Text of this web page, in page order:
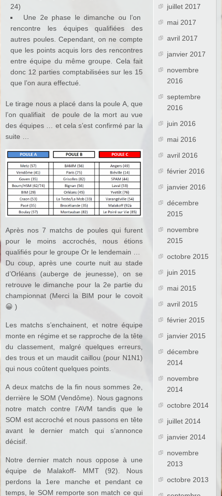
24)
Une 2e phase le dimanche ou l’on
rencontre les équipes qualifiées des
autres poules. Cependant, on ne compte
que les points acquis lors des rencontres
entre équipe du même groupe. Cela fait
donc 12 parties comptabilisées sur les 15
que l’on aura effectué.
Le tirage nous a placé dans la poule A, que
l’on qualifiait de poule de la mort au vue
des équipes … et cela s’est confirmé par la
suite …
Après nos 7 matchs de poules qui furent
pour le moins accrochés, nous étions
qualifiés pour le groupe Or le lendemain …
Du coup, après une courte nuit au stade
d’Orléans (auberge de jeunesse), on se
retrouve le dimanche pour la 2e partie du
championnat (Merci la BIM pour le covoit
😀 )
Les matchs s’enchainent, et notre équipe
monte en régime et se rapproche de la tête
du classement, malgré quelques erreurs,
des trous et un maudit caillou (pour N1N1)
qui nous coûtent quelques points.
A deux matchs de la fin nous sommes 2e,
derrière le SOM (Vendôme). Nous gagnons
notre match contre l’AVM tandis que le
SOM est accroché et nous passons en tête
avant le dernier match qui s’annonce
décisif.
Notre dernier match nous oppose à une
équipe de Malakoff- MMT (92). Nous
perdons la 1ere manche et pendant ce
temps, le SOM remporte son match ce qui
juillet 2017
mai 2017
avril 2017
janvier 2017
novembre
2016
septembre
2016
juin 2016
mai 2016
avril 2016
février 2016
janvier 2016
décembre
2015
novembre
2015
octobre 2015
juin 2015
mai 2015
avril 2015
février 2015
janvier 2015
décembre
2014
novembre
2014
octobre 2014
juillet 2014
janvier 2014
novembre
2013
octobre 2013